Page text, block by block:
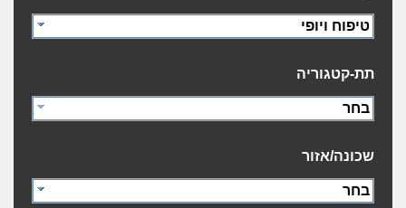
טיפוח ויופי
תת-קטגוריה
בחר
שכונה/אזור
בחר